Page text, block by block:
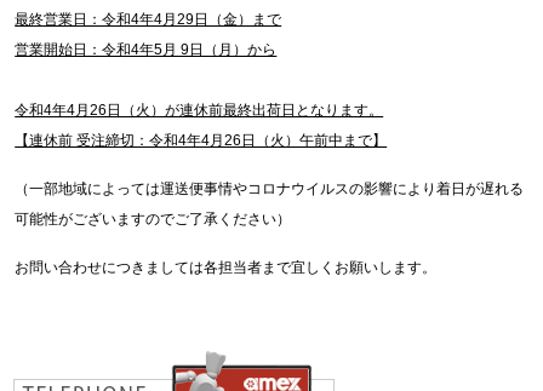
最終営業日：令和4年4月29日（金）まで
営業開始日：令和4年5月 9日（月）から
令和4年4月26日（火）が連休前最終出荷日となります。
【連休前 受注締切：令和4年4月26日（火）午前中まで】
（一部地域によっては運送便事情やコロナウイルスの影響により着日が遅れる
可能性がございますのでご了承ください）
お問い合わせにつきましては各担当者まで宜しくお願いします。